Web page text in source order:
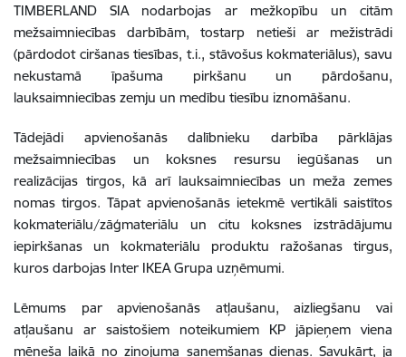
TIMBERLAND SIA nodarbojas ar mežkopību un citām
mežsaimniecības darbībām, tostarp netieši ar mežistrādi
(pārdodot ciršanas tiesības, t.i., stāvošus kokmateriālus), savu
nekustamā īpašuma pirkšanu un pārdošanu,
lauksaimniecības zemju un medību tiesību iznomāšanu.
Tādejādi apvienošanās dalībnieku darbība pārklājas
mežsaimniecības un koksnes resursu iegūšanas un
realizācijas tirgos, kā arī lauksaimniecības un meža zemes
nomas tirgos. Tāpat apvienošanās ietekmē vertikāli saistītos
kokmateriālu/zāģmateriālu un citu koksnes izstrādājumu
iepirkšanas un kokmateriālu produktu ražošanas tirgus,
kuros darbojas Inter IKEA Grupa uzņēmumi.
Lēmums par apvienošanās atļaušanu, aizliegšanu vai
atļaušanu ar saistošiem noteikumiem KP jāpieņem viena
mēneša laikā no ziņojuma saņemšanas dienas. Savukārt, ja